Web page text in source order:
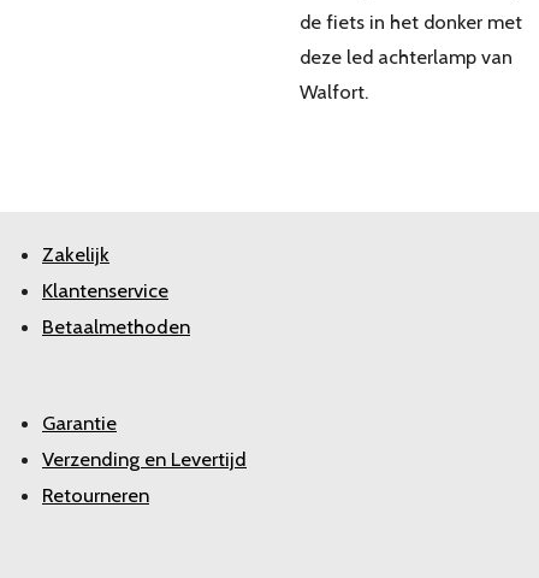
de fiets in het donker met
deze led achterlamp van
Walfort.
Zakelijk
Klantenservice
Betaalmethoden
Garantie
Verzending en Levertijd
Retourneren